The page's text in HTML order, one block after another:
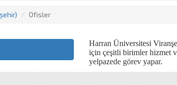
Ofisler
Harran Üniversitesi
için çeşitli birimler hizmet
yelpazede görev yapar.